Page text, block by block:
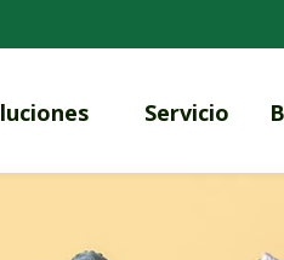
Servicio